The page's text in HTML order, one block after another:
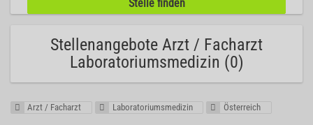
Stellenangebote Arzt / Facharzt
Laboratoriumsmedizin (0)
Arzt / Facharzt Laboratoriumsmedizin Österreich